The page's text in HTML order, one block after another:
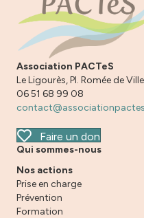
Association PACTeS
Le Ligourès, Pl. Romée de
06 51 68 99 08
Faire un don
Qui sommes-nous
Nos actions
Prise en charge
Prévention
Formation